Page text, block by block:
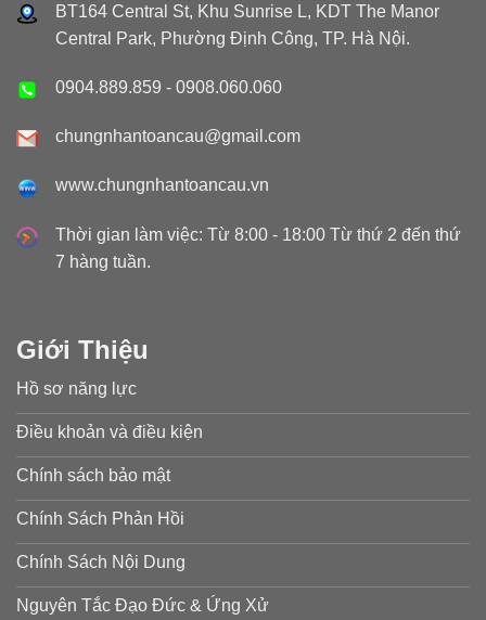
BT164 Central St, Khu Sunrise L, KDT The Manor
Central Park, Phường Định Công, TP. Hà Nội.
0904.889.859 - 0908.060.060
chungnhantoancau@gmail.com
www.chungnhantoancau.vn
Thời gian làm việc: Từ 8:00 - 18:00 Từ thứ 2 đến thứ
7 hàng tuần.
Giới Thiệu
Hồ sơ năng lực
Điều khoản và điều kiện
Chính sách bảo mật
Chính Sách Phản Hồi
Chính Sách Nội Dung
Nguyên Tắc Đạo Đức & Ứng Xử